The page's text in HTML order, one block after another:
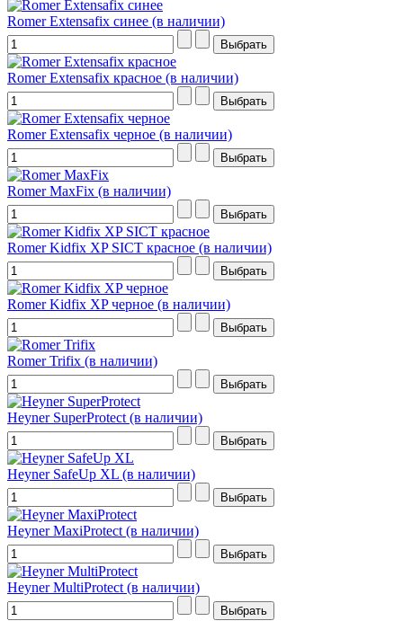
Romer Extensafix синее (в наличии)
Romer Extensafix красное (в наличии)
Romer Extensafix черное (в наличии)
Romer MaxFix (в наличии)
Romer Kidfix XP SICT красное (в наличии)
Romer Kidfix XP черное (в наличии)
Romer Trifix (в наличии)
Heyner SuperProtect (в наличии)
Heyner SafeUp XL (в наличии)
Heyner MaxiProtect (в наличии)
Heyner MultiProtect (в наличии)